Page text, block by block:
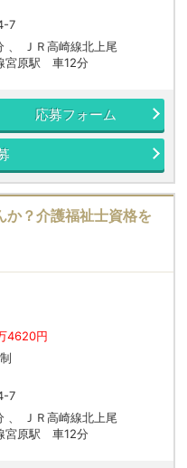
7
、 ＪＲ高崎線北上尾
宮原駅 車12分
応募フォーム
か？介護福祉士資格を
4620円
7
、 ＪＲ高崎線北上尾
宮原駅 車12分